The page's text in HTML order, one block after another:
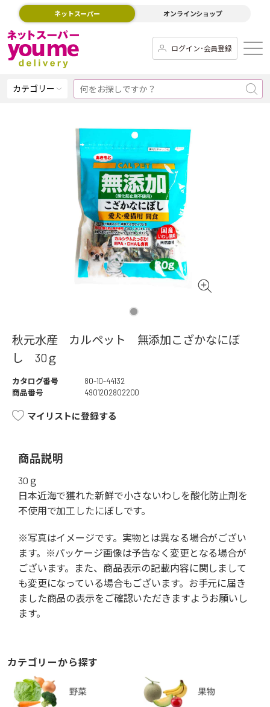
ネットスーパー オンラインショップ
ログイン･会員登録
カテゴリー
秋元水産 カルペット 無添加こざかなにぼ
し 30ｇ
カタログ番号
80-10-44132
商品番号
4901202802200
マイリストに登録する
商品説明
30ｇ
日本近海で獲れた新鮮で小さないわしを酸化防止剤を
不使用で加工したにぼしです。
※写真はイメージです。実物とは異なる場合がござい
ます。※パッケージ画像は予告なく変更となる場合が
ございます。また、商品表示の記載内容に関しまして
も変更になっている場合もございます。お手元に届き
ました商品の表示をご確認いただきますようお願いし
ます。
カテゴリーから探す